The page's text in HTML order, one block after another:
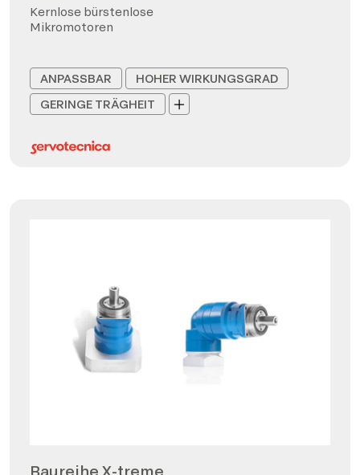
Kernlose bürstenlose
Mikromotoren
ANPASSBAR
HOHER WIRKUNGSGRAD
GERINGE TRÄGHEIT
Baureihe X-treme